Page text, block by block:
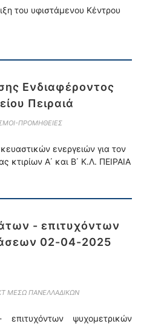
του υφιστάμενου Κέντρου
Ενδιαφέροντος
Πειραιά
ΠΡΟΜΗΘΕΙΕΣ
ενεργειών για τον
κτιρίων Α΄ και Β΄ Κ.Λ. ΠΕΙΡΑΙΑ
- επιτυχόντων
02-04-2025
ΜΕΣΩ ΠΑΝΕΛΛΑΔΙΚΩΝ
ψυχομετρικών